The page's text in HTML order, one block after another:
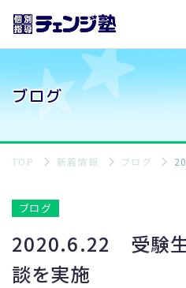
ブログ
TOP 新着情報 ブログ
ブログ
2020.6.22 受験生
談を実施